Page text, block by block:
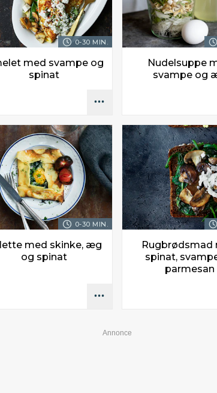
0-30 MIN.
med svampe og
spinat
Nudelsuppe
svampe og
0-30 MIN.
med skinke, æg
og spinat
Rugbrødsmad
spinat,
parmesan